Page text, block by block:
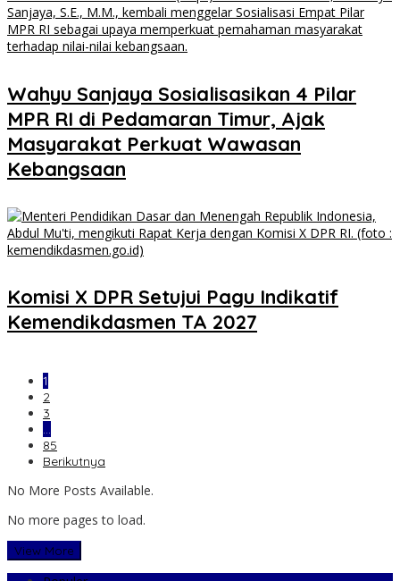
Wahyu Sanjaya Sosialisasikan 4 Pilar
MPR RI di Pedamaran Timur, Ajak
Masyarakat Perkuat Wawasan
Kebangsaan
Komisi X DPR Setujui Pagu Indikatif
Kemendikdasmen TA 2027
1
2
3
…
85
Berikutnya
No More Posts Available.
No more pages to load.
View More